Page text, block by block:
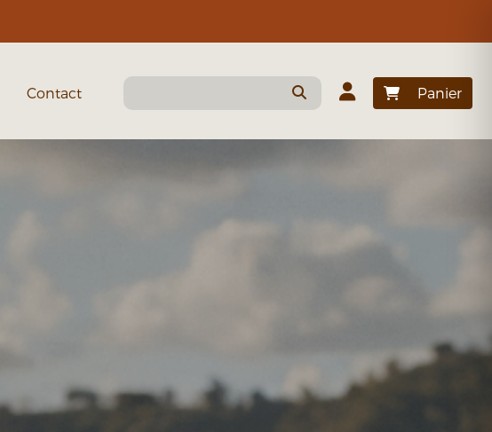
Contact Panier